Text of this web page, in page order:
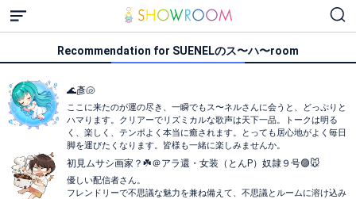
Recommendation for SUENELのス〜ハ〜room
🌊彥🐚‎
ここに来たのが運の尽き、一瞬でもス〜ネルさんに会うと、どっぷりと
ハマります。クリアーでリズミカルな歌声は天下一品。トークは明る
く、楽しく、テンポよく本当に癒されます。とっても居心地がよく毎日
脚を運びたくなります。皆様も一緒に楽しみませんか。
初見ムサシ画家？☘️＠アラ還・女装（とんP）奴隷９号🟣🐭
優しい配信者さん。
フレンドリーで不思議な魅力を兼ね備えて、不思議とルームに溶け込み